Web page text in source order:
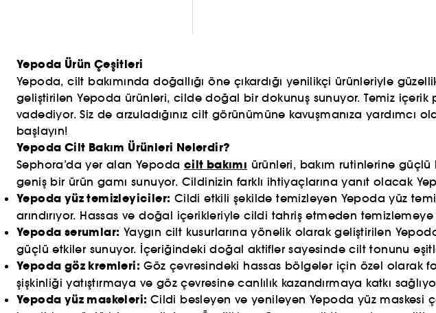
Yepoda Ürün Çeşitleri
Yepoda, cilt bakımında doğallığı öne çıkardığı yenilikçi ürünleriyle
geliştirilen Yepoda ürünleri, cilde doğal bir dokunuş sunuyor. Temiz
vadediyor. Siz de arzuladığınız cilt görünümüne kavuşmanıza
başlayın!
Yepoda Cilt Bakım Ürünleri Nelerdir?
Sephora’da yer alan Yepoda cilt bakımı ürünleri, bakım rutinlerine
geniş bir ürün gamı sunuyor. Cildinizin farklı ihtiyaçlarına yanıt olacak
Yepoda yüz temizleyiciler: Cildi etkili şekilde temizleyen Yepoda yüz
arındırıyor. Hassas ve doğal içerikleriyle cildi tahriş etmeden temizlemeye
Yepoda serumlar: Yaygın cilt kusurlarına yönelik olarak geliştirilen
güçlü etkiler sunuyor. İçeriğindeki doğal aktifler sayesinde cilt tonunu
Yepoda göz kremleri: Göz çevresindeki hassas bölgeler için özel olarak
şişkinliği yatıştırmaya ve göz çevresine canlılık kazandırmaya katkı
Yepoda yüz maskeleri: Cildi besleyen ve yenileyen Yepoda yüz maskesi